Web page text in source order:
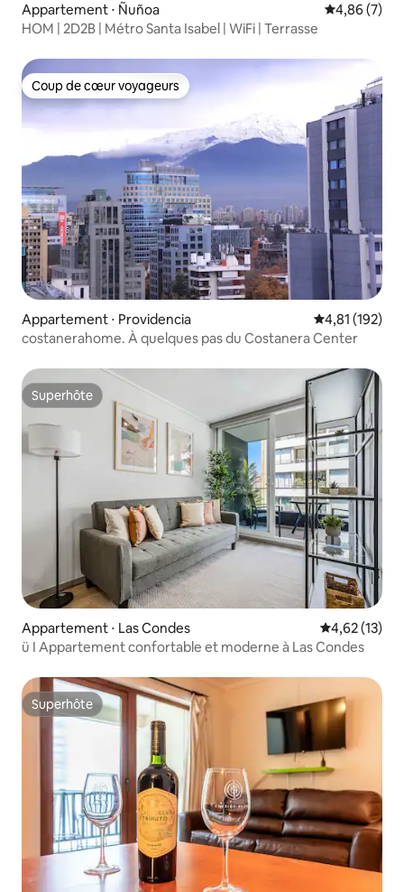
Appartement ⋅ Ñuñoa Évaluation
4,86 (7)
HOM | 2D2B | Métro Santa Isabel | WiFi | Terrasse
Coup de cœur voyageurs
Coup de cœur voyageurs
Appartement ⋅ Providencia Évaluation
4,81 (192)
costanerahome. À quelques pas du Costanera Center
Superhôte
Superhôte
Appartement ⋅ Las Condes Évaluation
4,62 (13)
ü I Appartement confortable et moderne à Las Condes
Superhôte
Superhôte